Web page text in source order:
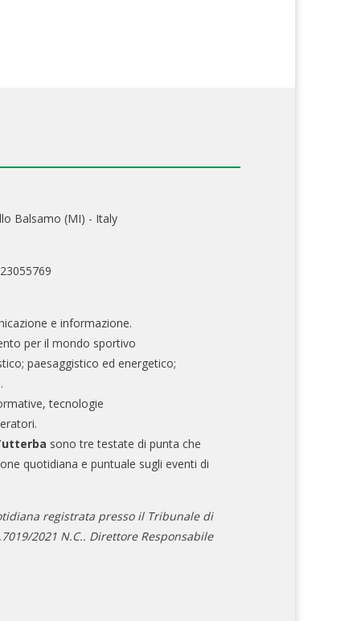
Balsamo (MI) - Italy
e informazione.
per il mondo sportivo
paesaggistico ed energetico;
tecnologie
sono tre testate di punta che
quotidiana e puntuale sugli eventi di
registrata presso il Tribunale di
2021 N.C.. Direttore Responsabile